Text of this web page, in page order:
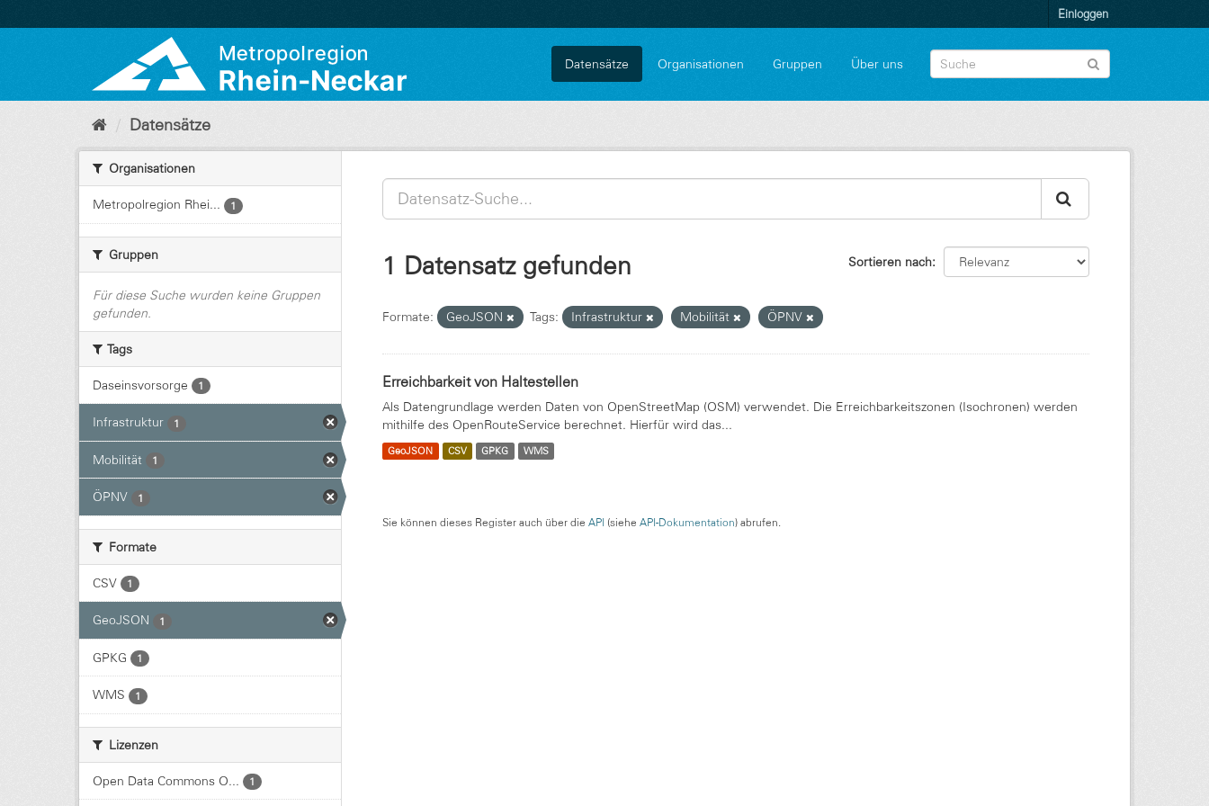
zum
Einloggen
Datensätze Organisationen Gruppen Über uns
Datensätze
Organisationen
Metropolregion Rhei... 1
Gruppen
Für diese Suche wurden keine Gruppen
gefunden.
Tags
Daseinsvorsorge 1
Infrastruktur 1
Mobilität 1
ÖPNV 1
Formate
CSV 1
GeoJSON 1
GPKG 1
WMS 1
Lizenzen
Open Data Commons O... 1
Sortieren nach
1 Datensatz gefunden
Formate: GeoJSON Tags: Infrastruktur Mobilität ÖPNV
Erreichbarkeit von Haltestellen
Als Datengrundlage werden Daten von OpenStreetMap (OSM) verwendet. Die Erreichbarkeitszonen (Isochronen) werden
mithilfe des OpenRouteService berechnet. Hierfür wird das...
GeoJSON CSV GPKG WMS
Sie können dieses Register auch über die API (siehe API-Dokumentation) abrufen.